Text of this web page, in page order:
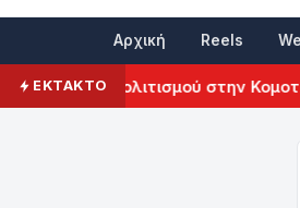
Αρχική Reels
ΕΚΤΑΚΤΟΠολιτισμού στην Κομοτηνή